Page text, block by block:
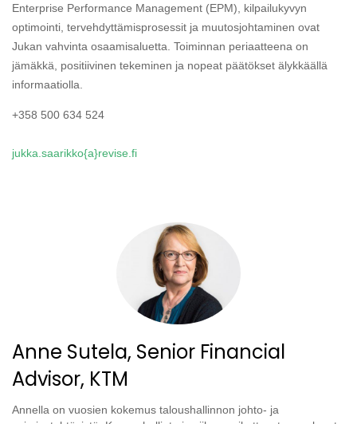
Enterprise Performance Management (EPM), kilpailukyvyn
optimointi, tervehdyttämisprosessit ja muutosjohtaminen ovat
Jukan vahvinta osaamisaluetta. Toiminnan periaatteena on
jämäkkä, positiivinen tekeminen ja nopeat päätökset älykkäällä
informaatiolla.
+358 500 634 524
jukka.saarikko{a}revise.fi
Anne Sutela, Senior Financial
Advisor, KTM
Annella on vuosien kokemus taloushallinnon johto- ja